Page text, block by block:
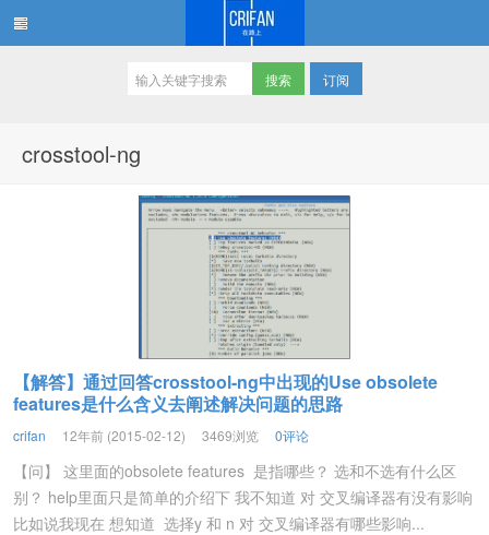
订阅
crosstool-ng
【解答】通过回答crosstool-ng中出现的Use obsolete
features是什么含义去阐述解决问题的思路
crifan 12年前 (2015-02-12) 3469浏览 0评论
【问】 这里面的obsolete features 是指哪些？ 选和不选有什么区
别？ help里面只是简单的介绍下 我不知道 对 交叉编译器有没有影响
比如说我现在 想知道 选择y 和 n 对 交叉编译器有哪些影响...